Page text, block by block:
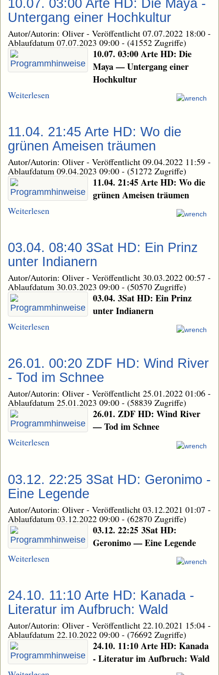
10.07. 03:00 Arte HD: Die Maya -
Untergang einer Hochkultur
Autor/Autorin: Oliver - Veröffentlicht 07.07.2022 18:00 -
Ablaufdatum 07.07.2023 09:00 - (41552 Zugriffe)
10.07. 03:00 Arte HD: Die
Maya — Untergang einer
Hochkultur
Weiterlesen
11.04. 21:45 Arte HD: Wo die
grünen Ameisen träumen
Autor/Autorin: Oliver - Veröffentlicht 09.04.2022 11:59 -
Ablaufdatum 09.04.2023 09:00 - (51272 Zugriffe)
11.04. 21:45 Arte HD: Wo die
grünen Ameisen träumen
Weiterlesen
03.04. 08:40 3Sat HD: Ein Prinz
unter Indianern
Autor/Autorin: Oliver - Veröffentlicht 30.03.2022 00:57 -
Ablaufdatum 30.03.2023 09:00 - (50570 Zugriffe)
03.04. 3Sat HD: Ein Prinz
unter Indianern
Weiterlesen
26.01. 00:20 ZDF HD: Wind River
- Tod im Schnee
Autor/Autorin: Oliver - Veröffentlicht 25.01.2022 01:06 -
Ablaufdatum 25.01.2023 09:00 - (58839 Zugriffe)
26.01. ZDF HD: Wind River
— Tod im Schnee
Weiterlesen
03.12. 22:25 3Sat HD: Geronimo -
Eine Legende
Autor/Autorin: Oliver - Veröffentlicht 03.12.2021 01:07 -
Ablaufdatum 03.12.2022 09:00 - (62870 Zugriffe)
03.12. 22:25 3Sat HD:
Geronimo — Eine Legende
Weiterlesen
24.10. 11:10 Arte HD: Kanada -
Literatur im Aufbruch: Wald
Autor/Autorin: Oliver - Veröffentlicht 22.10.2021 15:04 -
Ablaufdatum 22.10.2022 09:00 - (76692 Zugriffe)
24.10. 11:10 Arte HD: Kanada
- Literatur im Aufbruch: Wald